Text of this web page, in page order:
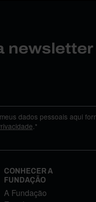
dados pessoais aqui
.*
CONHECER A
FUNDAÇÃO
A Fundação